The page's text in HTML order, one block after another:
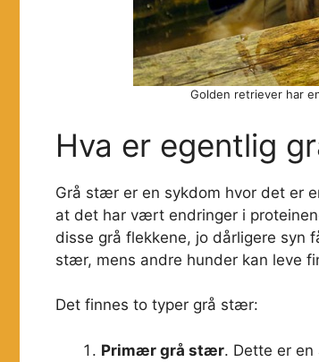
Golden retriever har
Hva er egentlig
Grå stær er en sykdom hvor det er
at det har vært endringer i
disse grå flekkene, jo dårligere syn
stær, mens andre hunder kan leve
Det finnes to typer grå stær:
Primær grå stær. Dette er